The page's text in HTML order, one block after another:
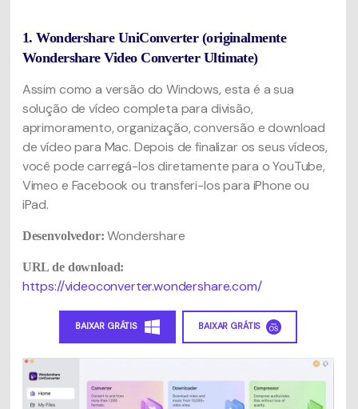
1. Wondershare UniConverter (originalmente
Wondershare Video Converter Ultimate)
Assim como a versão do Windows, esta é a sua
solução de vídeo completa para divisão,
aprimoramento, organização, conversão e download
de vídeo para Mac. Depois de finalizar os seus vídeos,
você pode carregá-los diretamente para o YouTube,
Vimeo e Facebook ou transferi-los para iPhone ou
iPad.
Desenvolvedor: Wondershare
URL de download:
https://videoconverter.wondershare.com/
BAIXAR GRÁTIS BAIXAR GRÁTIS